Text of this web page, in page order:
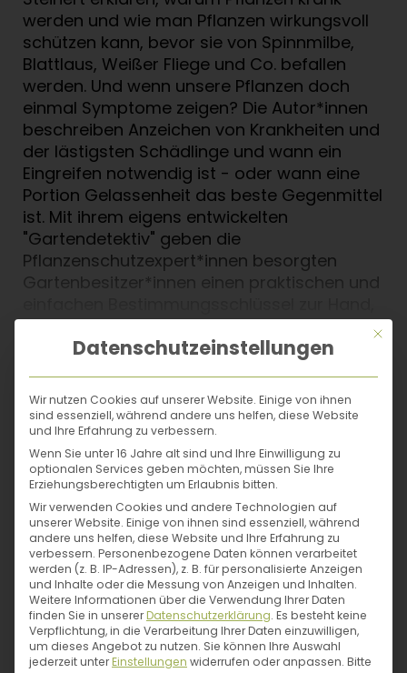
werden und wie man Pflanzen wirkungsvoll
schützen kann, bevor sie von Spinnmilbe,
Blattlaus, Weißer Fliege und Co. befallen
werden. Und wenn unsere Pflanzen doch
einmal Symptome zeigen? Die Autor*innen
beschreiben Anzeichen von Krankheiten und
der lästigsten Schädlinge und wann ein
Eingreifen notwendig ist - oder wann eine
Portion Gelassenheit das beste Gegenmittel
ist. Mit ihrem eigens entwickelten
"Gartendetektiv" geben die
Pflanzenschutzexpert*innen besorgten
Gartenbesitzer*innen einen praktischen und
der mit vielen Fotos und genauen
Beschreibungen aufdeckt, was den Pflanzen
Nur das Beste für meinen Garten:
Biologischer Pflanzenschutz ist
Umweltschutz!
Roundup, Glyphosat? Nein, danke!
Aggressive und umweltschädliche Chemie
hat im Biogarten nichts zu suchen. Deshalb
kommen in diesem Buch nur biologische
Pflanzenschutzmittel und naturverträgliche
Anwendungen zum Einsatz, wenn es um die
Bekämpfung von Bodenschädlingen,
überhandnehmenden Unkräutern und
anderen unerwünschten Gästen geht. Mit
Autor*in
Mit
Datenschutzeinstellungen
Wir nutzen Cookies auf unserer Website. Einige von ihnen
sind essenziell, während andere uns helfen, diese Website
und Ihre Erfahrung zu verbessern.
Wenn Sie unter 16 Jahre alt sind und Ihre Einwilligung zu
optionalen Services geben möchten, müssen Sie Ihre
Erziehungsberechtigten um Erlaubnis bitten.
Wir verwenden Cookies und andere Technologien auf
unserer Website. Einige von ihnen sind essenziell, während
andere uns helfen, diese Website und Ihre Erfahrung zu
verbessern. Personenbezogene Daten können verarbeitet
werden (z. B. IP-Adressen), z. B. für personalisierte Anzeigen
und Inhalte oder die Messung von Anzeigen und Inhalten.
Weitere Informationen über die Verwendung Ihrer Daten
finden Sie in unsererDatenschutzerklärung. Es besteht keine
Verpflichtung, in die Verarbeitung Ihrer Daten einzuwilligen,
um dieses Angebot zu nutzen. Sie können Ihre Auswahl
jederzeit unterEinstellungen widerrufen oder anpassen. Bitte